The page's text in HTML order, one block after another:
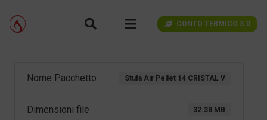
CONTO TERMICO 3.0
Nome Pacchetto Stufa Air Pellet 14 CRISTAL V
Dimensioni file 32.38 MB